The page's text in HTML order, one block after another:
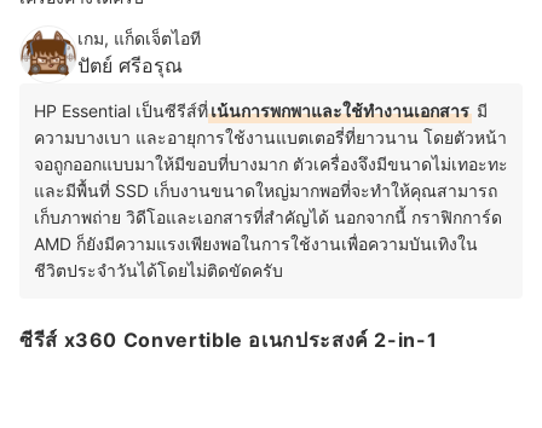
เกม, แก็ดเจ็ตไอที
ปัตย์ ศรีอรุณ
HP Essential เป็นซีรีส์ที่เน้นการพกพาและใช้ทำงานเอกสาร มี
ความบางเบา และอายุการใช้งานแบตเตอรี่ที่ยาวนาน โดยตัวหน้า
จอถูกออกแบบมาให้มีขอบที่บางมาก ตัวเครื่องจึงมีขนาดไม่เทอะทะ
และมีพื้นที่ SSD เก็บงานขนาดใหญ่มากพอที่จะทำให้คุณสามารถ
เก็บภาพถ่าย วิดีโอและเอกสารที่สำคัญได้ นอกจากนี้ กราฟิกการ์ด
AMD ก็ยังมีความแรงเพียงพอในการใช้งานเพื่อความบันเทิงใน
ชีวิตประจำวันได้โดยไม่ติดขัดครับ
ซีรีส์ x360 Convertible อเนกประสงค์ 2-in-1